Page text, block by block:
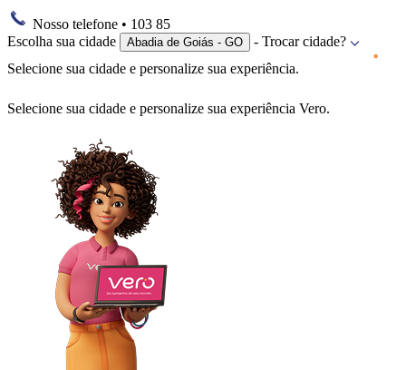
Nosso telefone • 103 85
Escolha sua cidade
Abadia de Goiás - GO
- Trocar cidade?
Selecione sua cidade e personalize sua experiência.
Selecione sua cidade e personalize sua experiência Vero.